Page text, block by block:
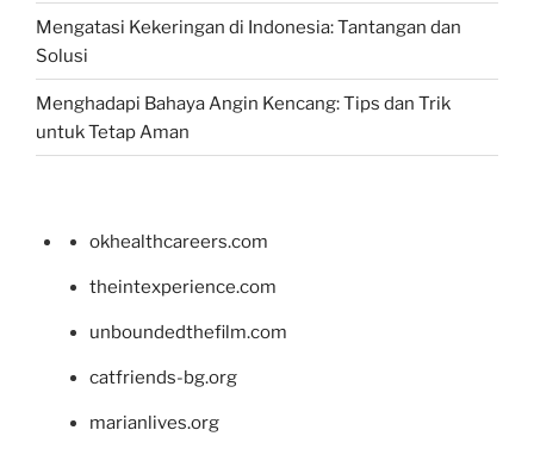
Mengatasi Kekeringan di Indonesia: Tantangan dan
Solusi
Menghadapi Bahaya Angin Kencang: Tips dan Trik
untuk Tetap Aman
okhealthcareers.com
theintexperience.com
unboundedthefilm.com
catfriends-bg.org
marianlives.org